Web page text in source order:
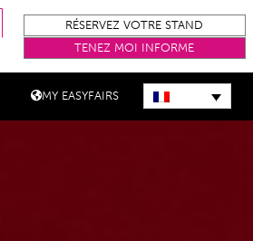
RÉSERVEZ VOTRE STAND
TENEZ MOI INFORME
MY EASYFAIRS